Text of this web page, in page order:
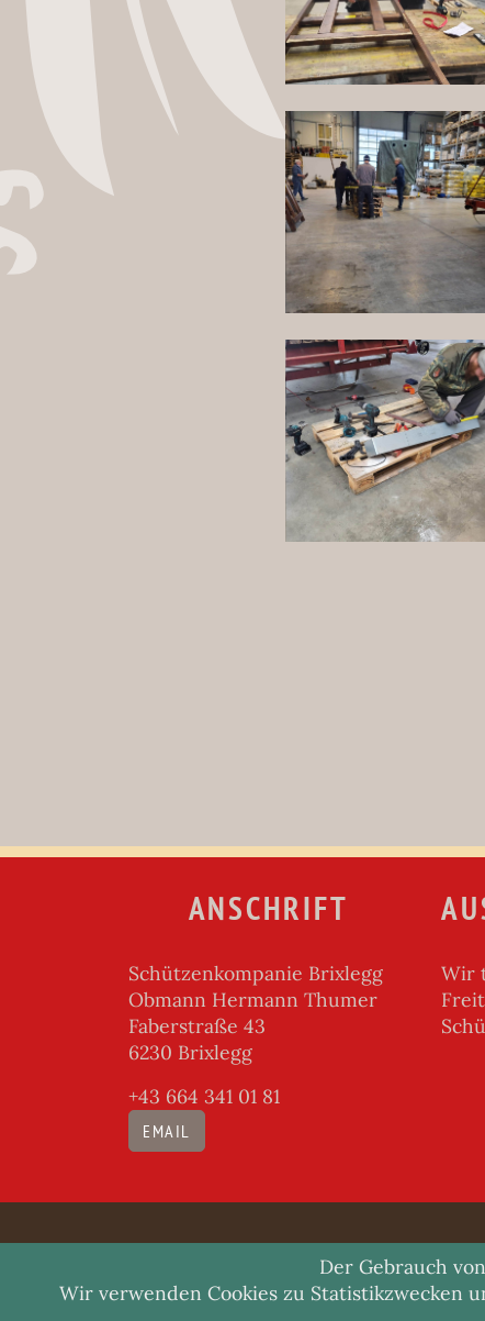
Der Gebrauch
Wir verwenden Cookies zu Statistikzwecken
ANSCHRIFT
Schützenkompanie Brixlegg
Obmann Hermann Thumer
Faberstraße 43
6230 Brixlegg
+43 664 341 01 81
EMAIL
Wir